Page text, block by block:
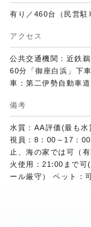
有り／460台（民営
アクセス
公共交通機関：近鉄
60分「御座白浜」下
車：第二伊勢自動車
備考
水質：AA評価(最も
視員：8：00～17：
止、海の家では可（
火使用：21:00まで可
ール厳守） ペット：